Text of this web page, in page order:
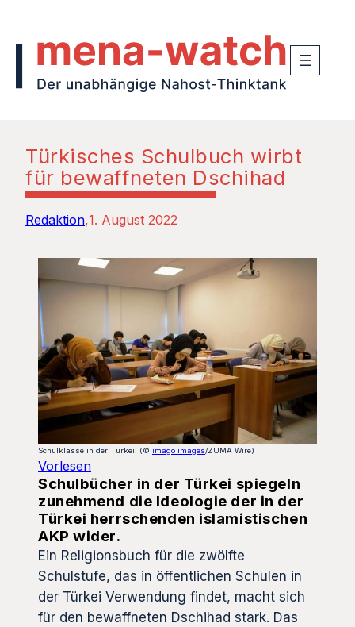
Türkisches Schulbuch wirbt
für bewaffneten Dschihad
Redaktion 1. August 2022
Schulklasse in der Türkei. (© imago images/ZUMA Wire)
Vorlesen
Schulbücher in der Türkei spiegeln
zunehmend die Ideologie der in der
Türkei herrschenden islamistischen
AKP wider.
Ein Religionsbuch für die zwölfte
Schulstufe, das in öffentlichen Schulen in
der Türkei Verwendung findet, macht sich
für den bewaffneten Dschihad stark. Das